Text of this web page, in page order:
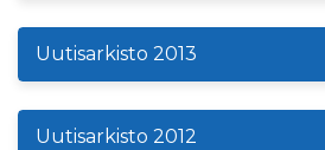
Uutisarkisto 2013
Uutisarkisto 2012